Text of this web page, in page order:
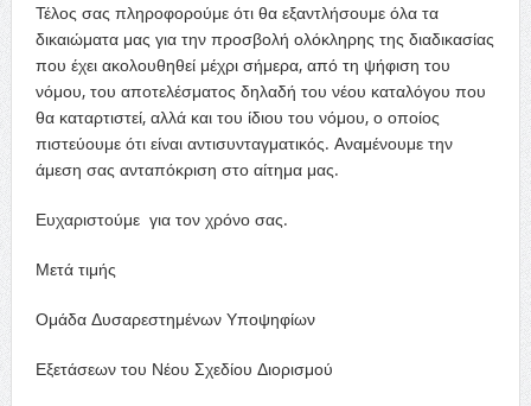
Τέλος σας πληροφορούμε ότι θα εξαντλήσουμε όλα τα
δικαιώματα μας για την προσβολή ολόκληρης της διαδικασίας
που έχει ακολουθηθεί μέχρι σήμερα, από τη ψήφιση του
νόμου, του αποτελέσματος δηλαδή του νέου καταλόγου που
θα καταρτιστεί, αλλά και του ίδιου του νόμου, ο οποίος
πιστεύουμε ότι είναι αντισυνταγματικός. Αναμένουμε την
άμεση σας ανταπόκριση στο αίτημα μας.
Ευχαριστούμε για τον χρόνο σας.
Μετά τιμής
Ομάδα Δυσαρεστημένων Υποψηφίων
Εξετάσεων του Νέου Σχεδίου Διορισμού